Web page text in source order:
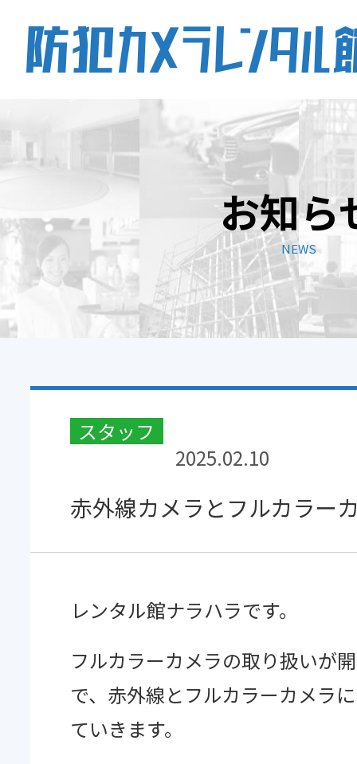
レンタルプラン
活用事例
設置までの流れ
よくあるご質問
お知らせ
防犯カメラ
お知ら
NEWS
スタッフ
2025.02.10
赤外線カメラとフルカラー
レンタル館ナラハラです。
フルカラーカメラの取り扱いが
で、赤外線とフルカラーカメラ
ていきます。